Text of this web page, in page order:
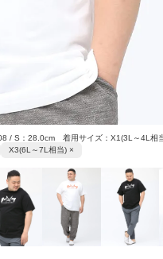
/ S：28.0cm 着用サイズ：X1(3L～4L相
X3(6L～7L相当) ×